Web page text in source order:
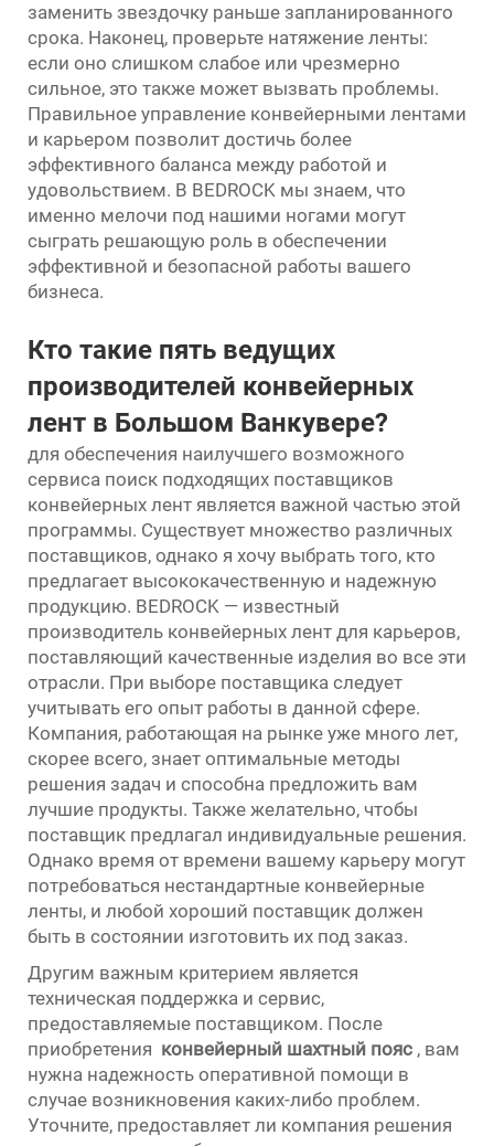
заменить звездочку раньше запланированного
срока. Наконец, проверьте натяжение ленты:
если оно слишком слабое или чрезмерно
сильное, это также может вызвать проблемы.
Правильное управление конвейерными лентами
и карьером позволит достичь более
эффективного баланса между работой и
удовольствием. В BEDROCK мы знаем, что
именно мелочи под нашими ногами могут
сыграть решающую роль в обеспечении
эффективной и безопасной работы вашего
бизнеса.
Кто такие пять ведущих
производителей конвейерных
лент в Большом Ванкувере?
для обеспечения наилучшего возможного
сервиса поиск подходящих поставщиков
конвейерных лент является важной частью этой
программы. Существует множество различных
поставщиков, однако я хочу выбрать того, кто
предлагает высококачественную и надежную
продукцию. BEDROCK — известный
производитель конвейерных лент для карьеров,
поставляющий качественные изделия во все эти
отрасли. При выборе поставщика следует
учитывать его опыт работы в данной сфере.
Компания, работающая на рынке уже много лет,
скорее всего, знает оптимальные методы
решения задач и способна предложить вам
лучшие продукты. Также желательно, чтобы
поставщик предлагал индивидуальные решения.
Однако время от времени вашему карьеру могут
потребоваться нестандартные конвейерные
ленты, и любой хороший поставщик должен
быть в состоянии изготовить их под заказ.
Другим важным критерием является
техническая поддержка и сервис,
предоставляемые поставщиком. После
приобретения конвейерный шахтный пояс , вам
нужна надежность оперативной помощи в
случае возникновения каких-либо проблем.
Уточните, предоставляет ли компания решения